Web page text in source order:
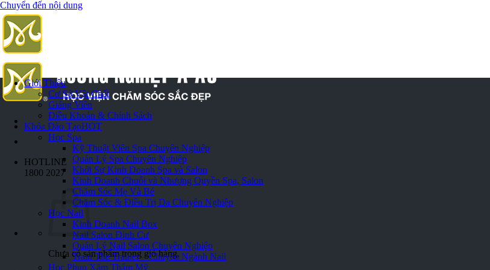
Chuyển đến nội dung
HOTLINE
1800 2027
Chưa có sản phẩm trong giỏ hàng.
Giới Thiệu
Cơ Sở Vật Chất
Giảng Viên
Điều Khoản & Chính Sách
Khóa Đào TạoHOT
Học Spa
Kỹ Thuật Viên Spa Chuyên Nghiệp
Quản Lý Spa Chuyên Nghiệp
Khởi Sự Kinh Doanh Spa và Salon
Kinh Doanh Chuỗi và Nhượng Quyền Spa, Salon
Chăm Sóc Mẹ Và Bé
Chăm Sóc & Điều Trị Da Chuyên Nghiệp
Học Nail
Kinh Doanh Nail Box
Nail Salon Định Cư
Quản Lý Nail Salon Chuyên Nghiệp
Train The Trainer – Chuyên Ngành Nail
Học Phun Xăm Thẩm Mỹ